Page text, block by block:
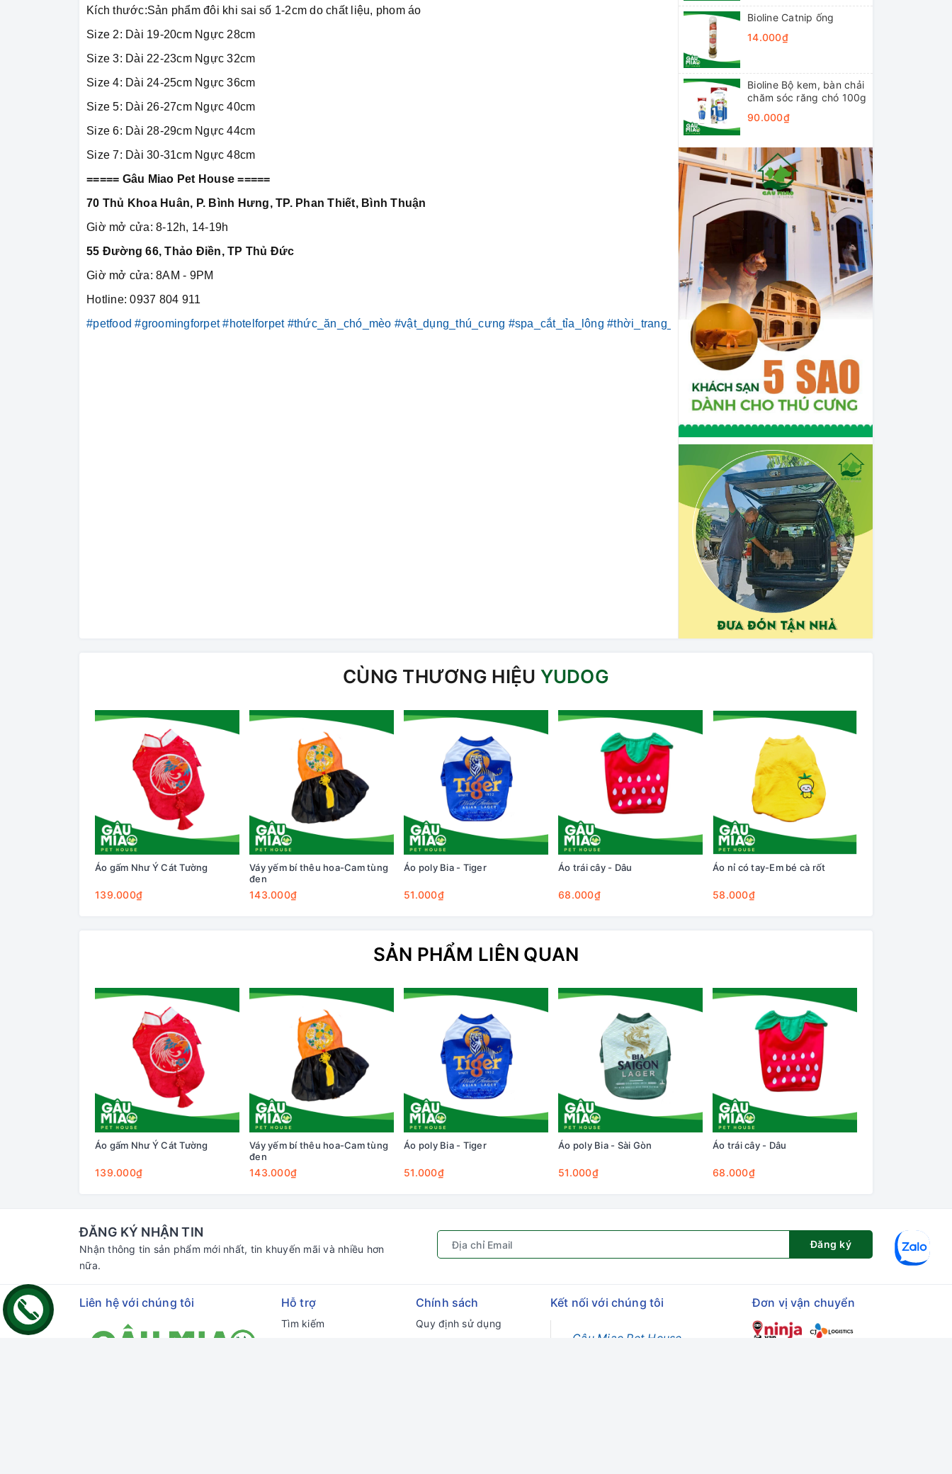
Kích thước:Sản phẩm đôi khi sai số 1-2cm do chất liệu, phom áo
Size 2: Dài 19-20cm Ngực 28cm
Size 3: Dài 22-23cm Ngực 32cm
Size 4: Dài 24-25cm Ngực 36cm
Size 5: Dài 26-27cm Ngực 40cm
Size 6: Dài 28-29cm Ngực 44cm
Size 7: Dài 30-31cm Ngực 48cm
===== Gâu Miao Pet House =====
70 Thủ Khoa Huân, P. Bình Hưng, TP. Phan Thiết, Bình Thuận
Giờ mở cửa: 8-12h, 14-19h
55 Đường 66, Thảo Điền, TP Thủ Đức
Giờ mở cửa: 8AM - 9PM
Hotline: 0937 804 911
#petfood #groomingforpet #hotelforpet #thức_ăn_chó_mèo #vật_dụng_thú_cưng #spa_cắt_tỉa_lông #thời_trang_thú_cưng #khách_sạn_thú_cưng
Bioline Catnip ống
14.000₫
Bioline Bộ kem, bàn chải
chăm sóc răng chó 100g
90.000₫
CÙNG THƯƠNG HIỆU YUDOG
Áo gấm Như Ý Cát Tường
139.000₫
Váy yếm bí thêu hoa-Cam tùng
đen
143.000₫
Áo poly Bia - Tiger
51.000₫
Áo trái cây - Dâu
68.000₫
Áo nỉ có tay-Em bé cà rốt
58.000₫
SẢN PHẨM LIÊN QUAN
Áo gấm Như Ý Cát Tường
139.000₫
Váy yếm bí thêu hoa-Cam tùng
đen
143.000₫
Áo poly Bia - Tiger
51.000₫
Áo poly Bia - Sài Gòn
51.000₫
Áo trái cây - Dâu
68.000₫
ĐĂNG KÝ NHẬN TIN
Nhận thông tin sản phẩm mới nhất, tin khuyến mãi và nhiều hơn
nữa.
Đăng ký
Liên hệ với chúng tôi Hỗ trợ
Tìm kiếm
Chính sách
Quy định sử dụng
Kết nối với chúng tôi
Gâu Miao Pet House
Đơn vị vận chuyển